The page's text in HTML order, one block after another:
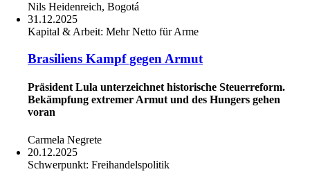
Nils Heidenreich, Bogotá
31.12.2025
Kapital & Arbeit: Mehr Netto für Arme
Brasiliens Kampf gegen Armut
Präsident Lula unterzeichnet historische Steuerreform.
Bekämpfung extremer Armut und des Hungers gehen
voran
Carmela Negrete
20.12.2025
Schwerpunkt: Freihandelspolitik